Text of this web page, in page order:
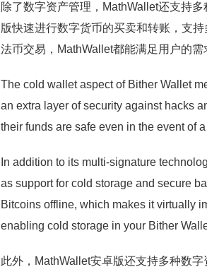
除了数字资产管理，MathWallet还支持
版快速进行数字货币的买卖和转账，支
法币交易，MathWallet都能满足用户的需
The cold wallet aspect of Bither Wallet
an extra layer of security against hacks
their funds are safe even in the event of
In addition to its multi-signature
as support for cold storage and secure
Bitcoins offline, which makes it virtually
enabling cold storage in your Bither
此外，MathWallet安卓版还支持多种数